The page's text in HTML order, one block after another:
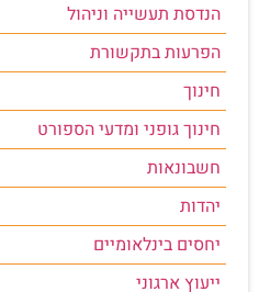
הנדסת תעשייה וניהול
הפרעות בתקשורת
חינוך
חינוך גופני ומדעי הספורט
חשבונאות
יהדות
יחסים בינלאומיים
ייעוץ ארגוני